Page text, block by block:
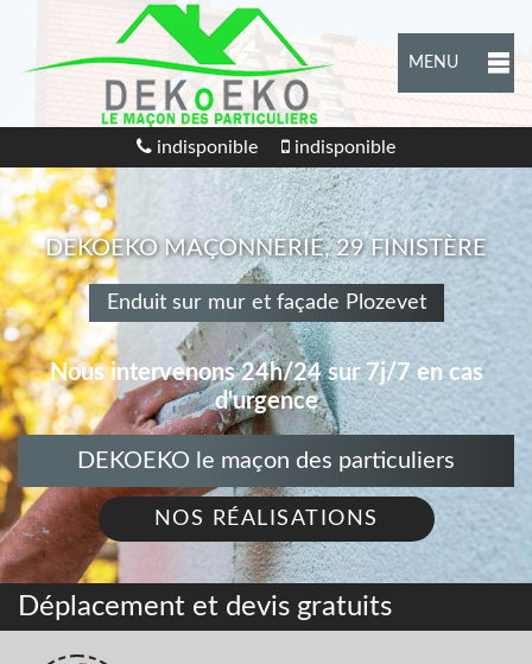
MENU
indisponible indisponible
DEKOEKO MAÇONNERIE, 29 FINISTÈRE
Enduit sur mur et façade Plozevet
Nous intervenons 24h/24 sur 7j/7 en cas
d'urgence
DEKOEKO le maçon des particuliers
NOS RÉALISATIONS
Déplacement et devis gratuits